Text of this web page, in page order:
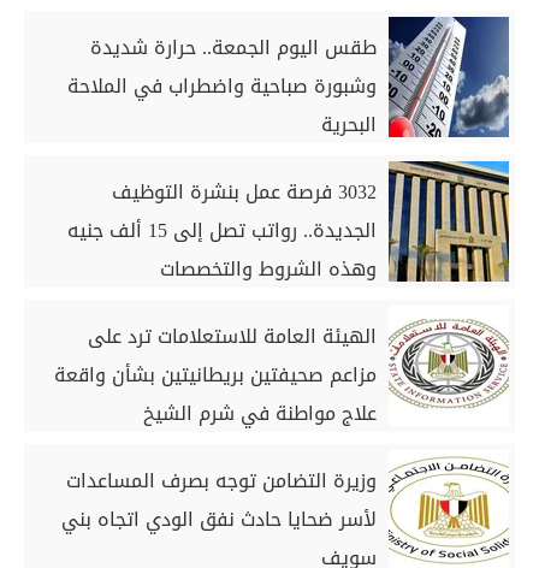
طقس اليوم الجمعة.. حرارة شديدة
وشبورة صباحية واضطراب في الملاحة
البحرية
3032 فرصة عمل بنشرة التوظيف
الجديدة.. رواتب تصل إلى 15 ألف جنيه
وهذه الشروط والتخصصات
الهيئة العامة للاستعلامات ترد على
مزاعم صحيفتين بريطانيتين بشأن واقعة
علاج مواطنة في شرم الشيخ
وزيرة التضامن توجه بصرف المساعدات
لأسر ضحايا حادث نفق الودي اتجاه بني
سويف